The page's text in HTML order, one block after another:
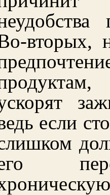
вторых,
если